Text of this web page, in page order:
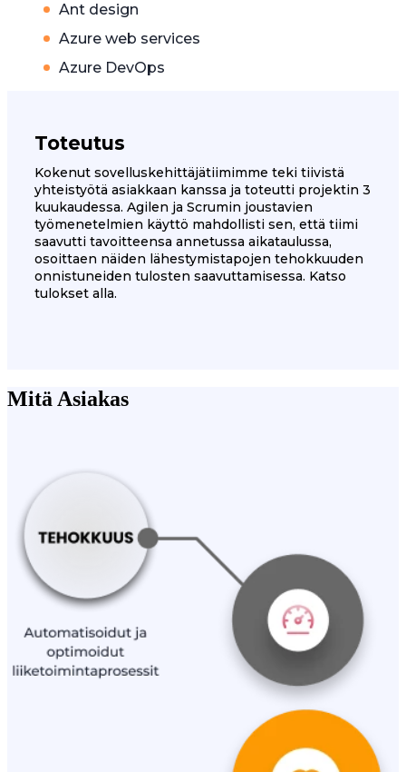
Ant design
Azure web services
Azure DevOps
Toteutus
Kokenut sovelluskehittäjätiimimme teki tiivistä
yhteistyötä asiakkaan kanssa ja toteutti projektin 3
kuukaudessa. Agilen ja Scrumin joustavien
työmenetelmien käyttö mahdollisti sen, että tiimi
saavutti tavoitteensa annetussa aikataulussa,
osoittaen näiden lähestymistapojen tehokkuuden
onnistuneiden tulosten saavuttamisessa. Katso
tulokset alla.
Mitä Asiakas